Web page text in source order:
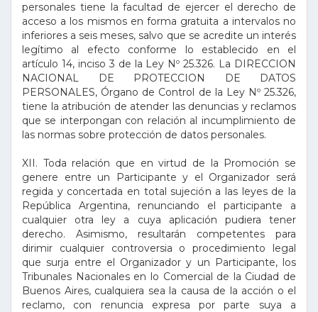
personales tiene la facultad de ejercer el derecho de
acceso a los mismos en forma gratuita a intervalos no
inferiores a seis meses, salvo que se acredite un interés
legítimo al efecto conforme lo establecido en el
artículo 14, inciso 3 de la Ley Nº 25.326. La DIRECCION
NACIONAL DE PROTECCION DE DATOS
PERSONALES, Órgano de Control de la Ley Nº 25.326,
tiene la atribución de atender las denuncias y reclamos
que se interpongan con relación al incumplimiento de
las normas sobre protección de datos personales.
XII. Toda relación que en virtud de la Promoción se
genere entre un Participante y el Organizador será
regida y concertada en total sujeción a las leyes de la
República Argentina, renunciando el participante a
cualquier otra ley a cuya aplicación pudiera tener
derecho. Asimismo, resultarán competentes para
dirimir cualquier controversia o procedimiento legal
que surja entre el Organizador y un Participante, los
Tribunales Nacionales en lo Comercial de la Ciudad de
Buenos Aires, cualquiera sea la causa de la acción o el
reclamo, con renuncia expresa por parte suya a